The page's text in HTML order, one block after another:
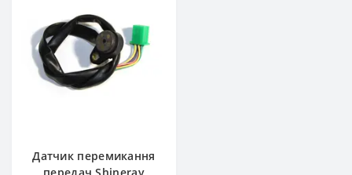
Датчик перемикання